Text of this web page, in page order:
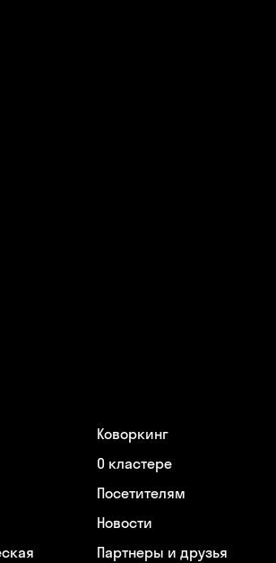
Коворкинг
О кластере
Посетителям
Новости
Партнеры и друзья